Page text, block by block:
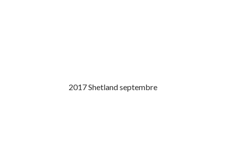
2017 Shetland septembre